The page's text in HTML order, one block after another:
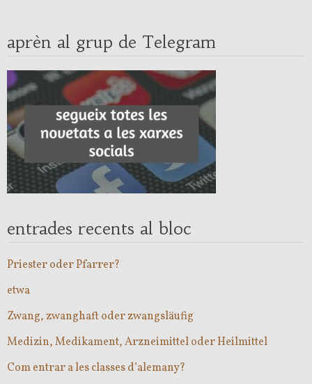
aprèn al grup de Telegram
entrades recents al bloc
Priester oder Pfarrer?
etwa
Zwang, zwanghaft oder zwangsläufig
Medizin, Medikament, Arzneimittel oder Heilmittel
Com entrar a les classes d’alemany?